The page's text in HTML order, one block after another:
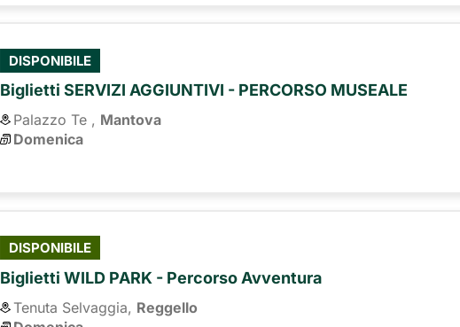
DISPONIBILE
Biglietti SERVIZI AGGIUNTIVI - PERCORSO MUSEALE
Palazzo Te , Mantova
Domenica
DISPONIBILE
Biglietti WILD PARK - Percorso Avventura
Tenuta Selvaggia, Reggello